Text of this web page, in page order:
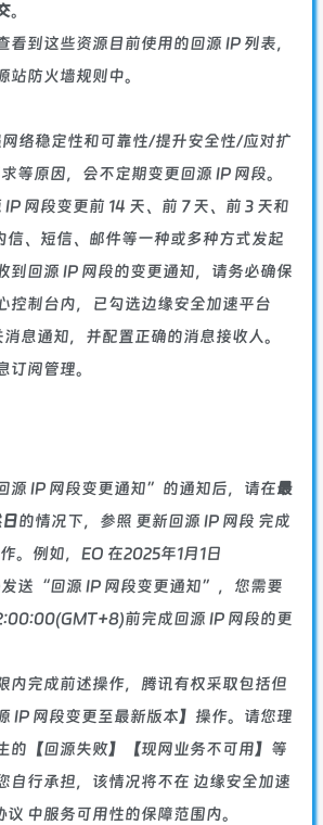
。
看到这些资源目前使用的回源 IP 列表，
站防火墙规则中。
络稳定性和可靠性/提升安全性/应对扩
等原因，会不定期变更回源 IP 网段。
网段变更前 14 天、前 7 天、前 3 天和
信、短信、邮件等一种或多种方式发起
到回源 IP 网段的变更通知，请务必确保
控制台内，已勾选边缘安全加速平台
息通知，并配置正确的消息接收人。
订阅管理。
源 IP 网段变更通知”的通知后，请在最
的情况下，参照 更新回源 IP 网段 完成
。例如，EO 在2025年1月1日
送“回源 IP 网段变更通知”，您需要
前完成回源 IP 网段的更
内完成前述操作，腾讯有权采取包括但
IP 网段变更至最新版本】操作。请您理
的【回源失败】【现网业务不可用】等
自行承担，该情况将不在 边缘安全加速
议 中服务可用性的保障范围内。